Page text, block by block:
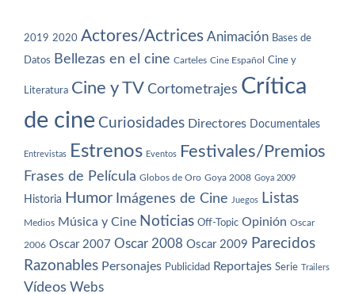
2019 2020 Actores/Actrices Animación Bases de
Datos Bellezas en el cine Carteles Cine Español Cine y
Literatura Cine y TV Cortometrajes Crítica
de cine Curiosidades Directores Documentales
Entrevistas Estrenos Eventos Festivales/Premios
Frases de Película Globos de Oro Goya 2008 Goya 2009
Historia Humor Imágenes de Cine Juegos Listas
Medios Música y Cine Noticias Off-Topic Opinión Oscar
2006 Oscar 2007 Oscar 2008 Oscar 2009 Parecidos
Razonables Personajes Publicidad Reportajes Serie Trailers
Vídeos Webs